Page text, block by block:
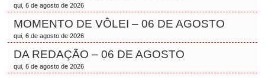
qui, 6 de agosto de 2026
MOMENTO DE VÔLEI – 06 DE AGOSTO
qui, 6 de agosto de 2026
DA REDAÇÃO – 06 DE AGOSTO
qui, 6 de agosto de 2026